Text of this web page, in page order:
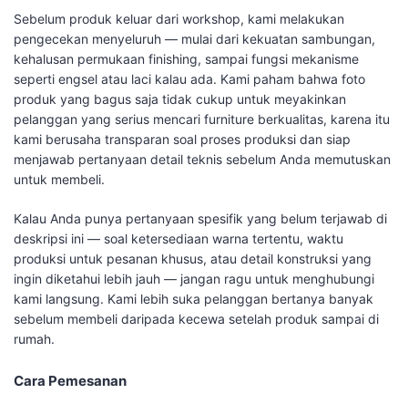
Sebelum produk keluar dari workshop, kami melakukan
pengecekan menyeluruh — mulai dari kekuatan sambungan,
kehalusan permukaan finishing, sampai fungsi mekanisme
seperti engsel atau laci kalau ada. Kami paham bahwa foto
produk yang bagus saja tidak cukup untuk meyakinkan
pelanggan yang serius mencari furniture berkualitas, karena itu
kami berusaha transparan soal proses produksi dan siap
menjawab pertanyaan detail teknis sebelum Anda memutuskan
untuk membeli.
Kalau Anda punya pertanyaan spesifik yang belum terjawab di
deskripsi ini — soal ketersediaan warna tertentu, waktu
produksi untuk pesanan khusus, atau detail konstruksi yang
ingin diketahui lebih jauh — jangan ragu untuk menghubungi
kami langsung. Kami lebih suka pelanggan bertanya banyak
sebelum membeli daripada kecewa setelah produk sampai di
rumah.
Cara Pemesanan